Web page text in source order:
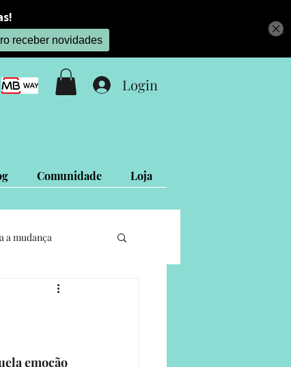
Login
Comunidade Loja
a mudança
emoção